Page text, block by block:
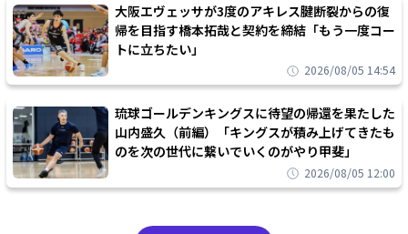
大阪エヴェッサが3度のアキレス腱断裂からの復
帰を目指す橋本拓哉と契約を締結「もう一度コー
トに立ちたい」
2026/08/05 14:54
琉球ゴールデンキングスに待望の帰還を果たした
山内盛久（前編）「キングスが積み上げてきたも
のを次の世代に繋いでいくのがやり甲斐」
2026/08/05 12:00